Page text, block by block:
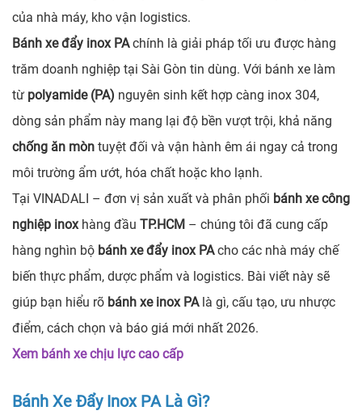
của nhà máy, kho vận logistics.
Bánh xe đẩy inox PAchính là giải pháp tối ưu được hàng
trăm doanh nghiệp tại Sài Gòn tin dùng. Với bánh xe làm
từ polyamide (PA) nguyên sinh kết hợp càng inox 304,
dòng sản phẩm này mang lại độ bền vượt trội, khả năng
chống ăn mòn tuyệt đối và vận hành êm ái ngay cả trong
môi trường ẩm ướt, hóa chất hoặc kho lạnh.
Tại VINADALI – đơn vị sản xuất và phân phối bánh xe công
nghiệp inoxhàng đầu TP.HCM – chúng tôi đã cung cấp
hàng nghìn bộ bánh xe đẩy inox PAcho các nhà máy chế
biến thực phẩm, dược phẩm và logistics. Bài viết này sẽ
giúp bạn hiểu rõ bánh xe inox PAlà gì, cấu tạo, ưu nhược
điểm, cách chọn và báo giá mới nhất 2026.
Xem bánh xe chịu lực cao cấp
Bánh Xe Đẩy Inox PA Là Gì?